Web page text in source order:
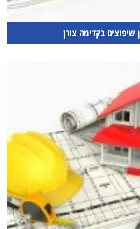
שיפוצים בקדימה צורן